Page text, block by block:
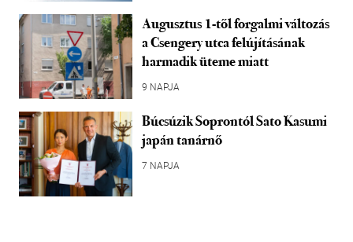
Augusztus 1-től forgalmi változás
a Csengery utca felújításának
harmadik üteme miatt
9 NAPJA
Búcsúzik Soprontól Sato Kasumi
japán tanárnő
7 NAPJA